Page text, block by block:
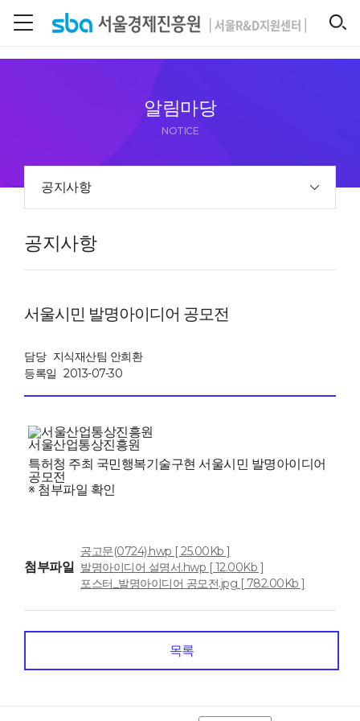
알림마당
NOTICE
공지사항
공지사항
서울시민 발명아이디어 공모전
담당 지식재산팀 안희환
등록일 2013-07-30
서울산업통상진흥원
특허청 주최 국민행복기술구현 서울시민 발명아이디어
공모전
※ 첨부파일 확인
첨부파일
공고문(0724).hwp [ 25.00Kb ]
발명아이디어 설명서.hwp [ 12.00Kb ]
포스터_발명아이디어 공모전.jpg [ 782.00Kb ]
목록